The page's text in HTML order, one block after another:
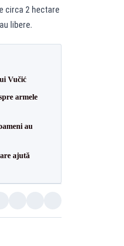
circa 2 hectare
libere.
Vučić
armele
au
ajută